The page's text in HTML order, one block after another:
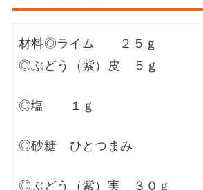
材料◎ライム ２５ｇ
◎ぶどう（紫）皮 ５ｇ
◎塩 １ｇ
◎砂糖 ひとつまみ
◎ぶどう（紫）実 ３０ｇ